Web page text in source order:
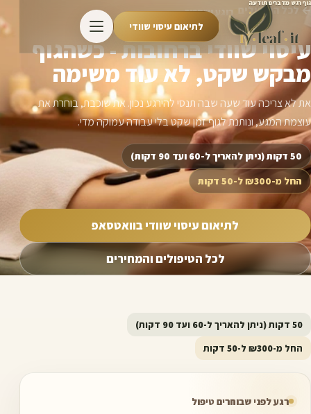
גוף רגש מדברים תודעה
לתיאום עיסוי שוודי
← לכל הטיפולים רוגע ושחרור
עיסוי שוודי ברחובות - כשהגוף
מבקש שקט, לא עוד משימה
את לא צריכה עוד שעה שבה תנסי להירגע נכון. את שוכבת, בוחרת את
עוצמת המגע, ונותנת לגוף זמן שקט בלי עבודה עמוקה מדי.
50 דקות (ניתן להאריך ל-60 ועד 90 דקות)
החל מ-₪300 ל-50 דקות
לתיאום עיסוי שוודי בוואטסאפ
לכל הטיפולים והמחירים
50 דקות (ניתן להאריך ל-60 ועד 90 דקות)
החל מ-₪300 ל-50 דקות
רגע לפני שבוחרים טיפול